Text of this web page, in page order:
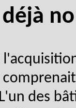
des